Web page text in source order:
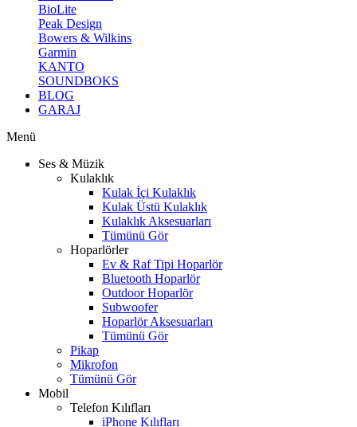
BioLite
Peak Design
Bowers & Wilkins
Garmin
KANTO
SOUNDBOKS
BLOG
GARAJ
Menü
Ses & Müzik
Kulaklık
Kulak İçi Kulaklık
Kulak Üstü Kulaklık
Kulaklık Aksesuarları
Tümünü Gör
Hoparlörler
Ev & Raf Tipi Hoparlör
Bluetooth Hoparlör
Outdoor Hoparlör
Subwoofer
Hoparlör Aksesuarları
Tümünü Gör
Pikap
Mikrofon
Tümünü Gör
Mobil
Telefon Kılıfları
iPhone Kılıfları